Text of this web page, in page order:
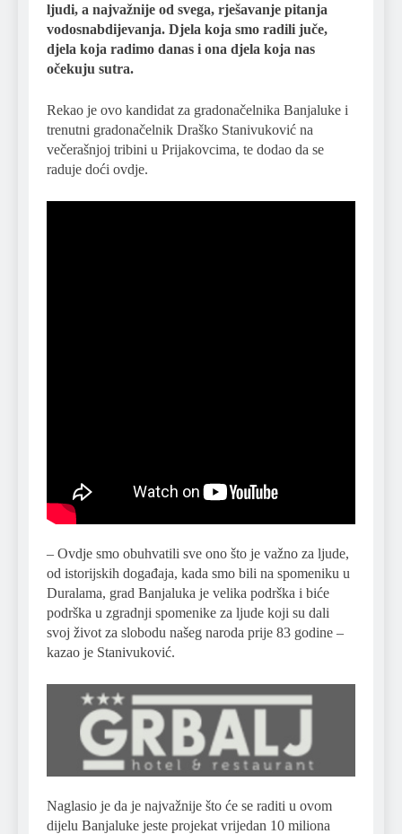
ljudi, a najvažnije od svega, rješavanje pitanja
vodosnabdijevanja. Djela koja smo radili juče,
djela koja radimo danas i ona djela koja nas
očekuju sutra.
Rekao je ovo kandidat za gradonačelnika Banjaluke i
trenutni gradonačelnik Draško Stanivuković na
večerašnjoj tribini u Prijakovcima, te dodao da se
raduje doći ovdje.
– Ovdje smo obuhvatili sve ono što je važno za ljude,
od istorijskih događaja, kada smo bili na spomeniku u
Duralama, grad Banjaluka je velika podrška i biće
podrška u zgradnji spomenike za ljude koji su dali
svoj život za slobodu našeg naroda prije 83 godine –
kazao je Stanivuković.
Naglasio je da je najvažnije što će se raditi u ovom
dijelu Banjaluke jeste projekat vrijedan 10 miliona